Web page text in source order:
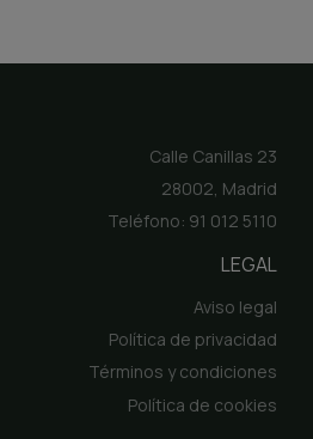
Calle Canillas 23
28002, Madrid
Teléfono: 91 012 5110
LEGAL
Aviso legal
Política de privacidad
Términos y condiciones
Política de cookies